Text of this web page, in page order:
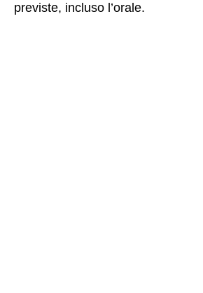
previste, incluso l’orale.